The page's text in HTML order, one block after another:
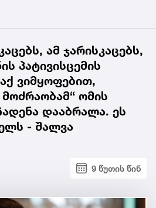
ამ ჯარისკაცებს,
პატივისცემის
ვიმყოფებით,
ომის
დააბრალა. ეს
- შალვა
9 წუთის წინ